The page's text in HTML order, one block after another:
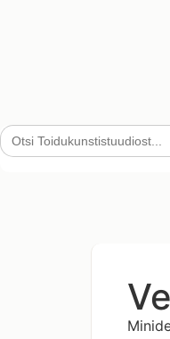
Search
for: